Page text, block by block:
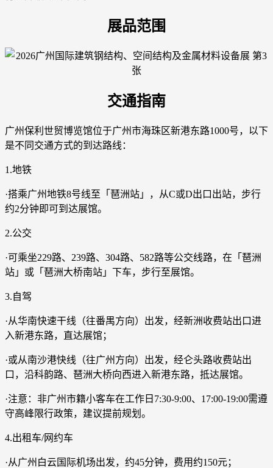
展品范围
交通指南
广州保利世贸博览馆位于广州市海珠区新港东路1000号，以下
是不同交通方式的到达路线：
1.地铁
·搭乘广州地铁8号线至「琶洲站」，从C或D出口出站，步行
约2分钟即可到达展馆。
2.公交
·可乘坐229路、239路、304路、582路等公交线路，在「琶洲
站」或「琶洲大桥南站」下车，步行至展馆。
3.自驾
·从华南快速干线（往番禺方向）出发，经新洲收费站出口进
入新港东路，直达展馆；
·或从南沙港快线（往广州方向）出发，经仑头路收费站出
口，沿科韵路、琶洲大桥向西进入新港东路，抵达展馆。
·注意：非广州市籍小客车在工作日7:30-9:00、17:00-19:00需遵
守高峰限行政策，建议提前规划。
4.出租车/网约车
·从广州白云国际机场出发，约45分钟，费用约150元；